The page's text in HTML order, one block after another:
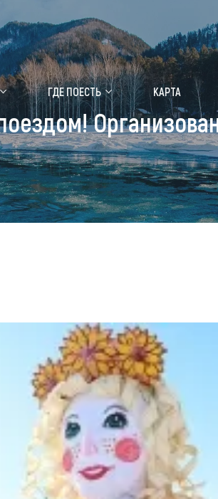
Медицинский форум
Чем заняться
Календарь событий
Аудиогид
Мой маршрут
О регионе
Общая информация
Как добраться
Люди, прославившие
Карты и буклеты
ГДЕ ПОЕСТЬ КАРТА